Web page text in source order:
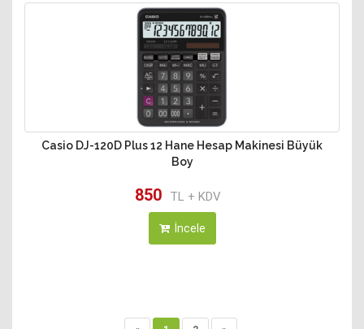
Casio DJ-120D Plus 12 Hane Hesap Makinesi Büyük
Boy
850 TL + KDV
İncele